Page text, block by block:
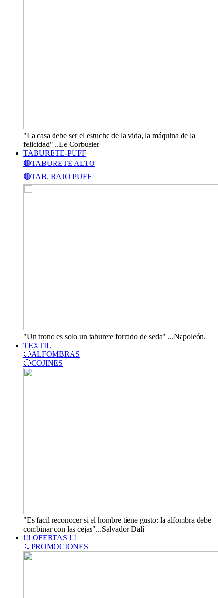
"La casa debe ser el estuche de la vida, la máquina de la
felicidad"...Le Corbusier
TABURETE-PUFF
🟤TABURETE ALTO
🟤TAB. BAJO PUFF
"Un trono es solo un taburete forrado de seda" ...Napoleón.
TEXTIL
🔴ALFOMBRAS
🔴COJINES
"Es facil reconocer si el hombre tiene gusto: la alfombra debe
combinar con las cejas"...Salvador Dalí
!!! OFERTAS !!!
🔖PROMOCIONES